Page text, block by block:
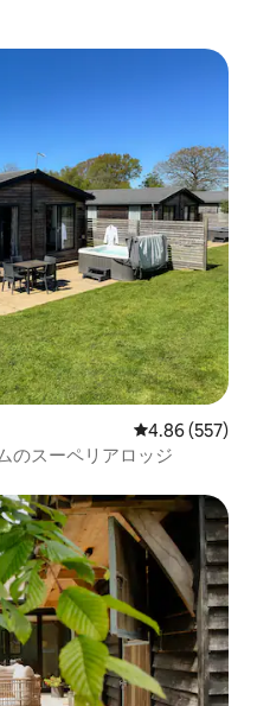
レビュー557
4.86 (557)
のスーペリアロッジ